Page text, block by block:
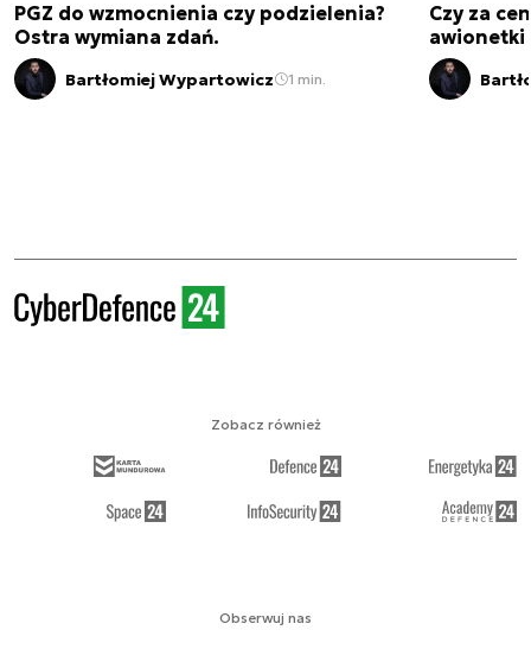
PGZ do wzmocnienia czy podzielenia?
Ostra wymiana zdań.
Bartłomiej Wypartowicz 1 min.
Czy za
awionetki
Obserwuj nas
Zobacz również